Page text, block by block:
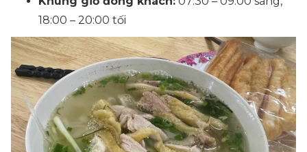
18:00 – 20:00 tối